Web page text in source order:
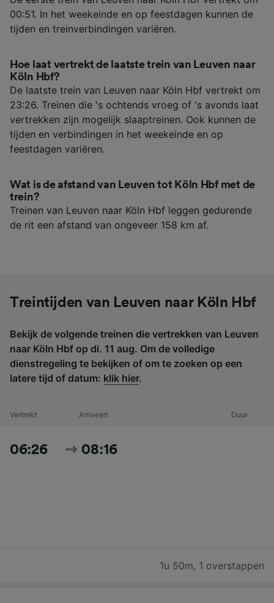
00:51. In het weekeinde en op feestdagen kunnen de
tijden en treinverbindingen variëren.
Hoe laat vertrekt de laatste trein van Leuven naar
Köln Hbf?
De laatste trein van Leuven naar Köln Hbf vertrekt om
23:26. Treinen die 's ochtends vroeg of 's avonds laat
vertrekken zijn mogelijk slaaptreinen. Ook kunnen de
tijden en verbindingen in het weekeinde en op
feestdagen variëren.
Wat is de afstand van Leuven tot Köln Hbf met de
trein?
Treinen van Leuven naar Köln Hbf leggen gedurende
de rit een afstand van ongeveer 158 km af.
Treintijden van Leuven naar Köln Hbf
Bekijk de volgende treinen die vertrekken van Leuven
naar Köln Hbf op di. 11 aug. Om de volledige
dienstregeling te bekijken of om te zoeken op een
latere tijd of datum: klik hier.
Vertrekt Arriveert Duur
06:26 08:16
1u 50m, 1 overstappen